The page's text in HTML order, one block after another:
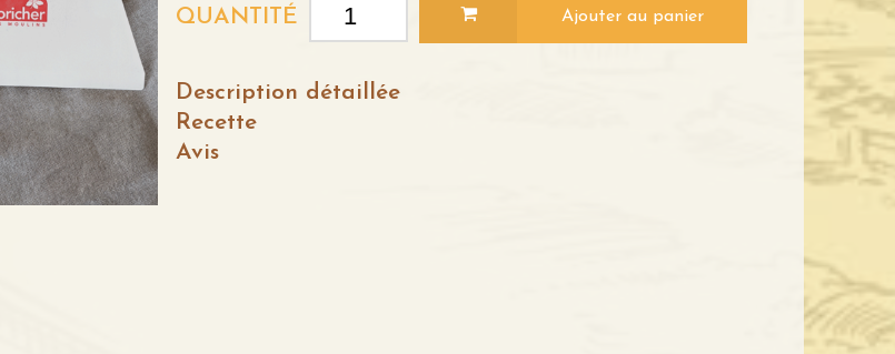
QUANTITÉ Ajouter au panier
Description détaillée
Recette
Avis